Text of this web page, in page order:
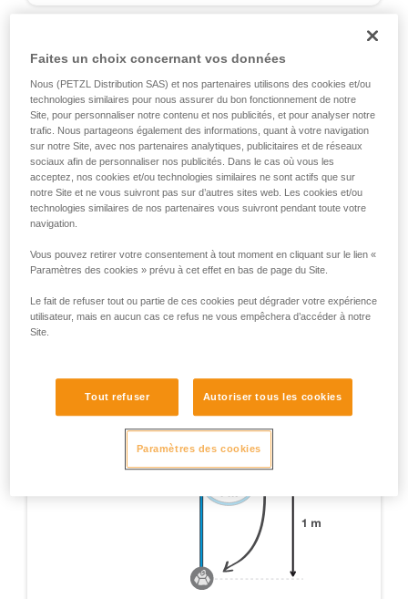
A2 : TESTS DYNAMIQUES SUR RIG 2018
Tests d’arrêt de chutes réalisés lors des certifications
EN 12841, EN 341, EN 15151 et NFPA, et tests
complémentaires Petzl destinés à couvrir les situations
exceptionnelles. Remarque : tous les tests réalisés ne
sont pas mentionnés ici, seuls ceux apportant une
information pertinente pour l’utilisation du RIG sont
cités.
Test de certification EN 12841 - Appareil sur 1 m de
dynamique 11 mm.
Faites un choix concernant vos données
Nous (PETZL Distribution SAS) et nos partenaires utilisons des cookies et/ou
technologies similaires pour nous assurer du bon fonctionnement de notre
Site, pour personnaliser notre contenu et nos publicités, et pour analyser notre
trafic. Nous partageons également des informations, quant à votre navigation
sur notre Site, avec nos partenaires analytiques, publicitaires et de réseaux
sociaux afin de personnaliser nos publicités. Dans le cas où vous les
acceptez, nos cookies et/ou technologies similaires ne sont actifs que sur
notre Site et ne vous suivront pas sur d’autres sites web. Les cookies et/ou
technologies similaires de nos partenaires vous suivront pendant toute votre
navigation.
Vous pouvez retirer votre consentement à tout moment en cliquant sur le lien «
Paramètres des cookies » prévu à cet effet en bas de page du Site.
Le fait de refuser tout ou partie de ces cookies peut dégrader votre expérience
utilisateur, mais en aucun cas ce refus ne vous empêchera d’accéder à notre
Site.
Tout refuser Autoriser tous les cookies
Paramètres des cookies